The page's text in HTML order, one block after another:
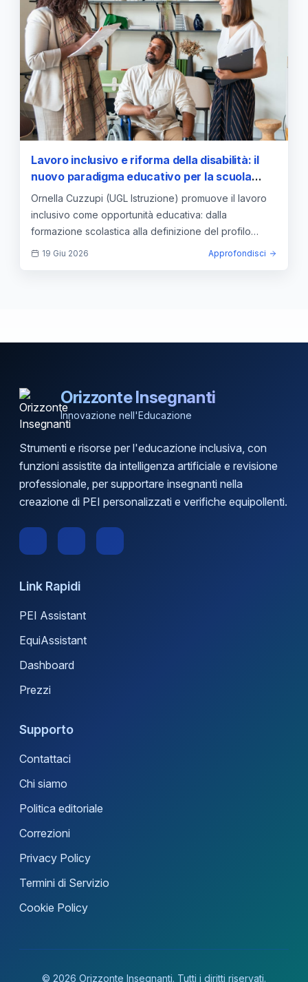
Lavoro inclusivo e riforma della disabilità: il
nuovo paradigma educativo per la scuola
italiana
Ornella Cuzzupi (UGL Istruzione) promuove il lavoro
inclusivo come opportunità educativa: dalla
formazione scolastica alla definizione del profilo
professionale.
19 Giu 2026 Approfondisci
Orizzonte Insegnanti
Innovazione nell'Educazione
Strumenti e risorse per l'educazione inclusiva, con
funzioni assistite da intelligenza artificiale e revisione
professionale, per supportare insegnanti nella
creazione di PEI personalizzati e verifiche equipollenti.
Link Rapidi
PEI Assistant
EquiAssistant
Dashboard
Prezzi
Supporto
Contattaci
Chi siamo
Politica editoriale
Correzioni
Privacy Policy
Termini di Servizio
Cookie Policy
© 2026 Orizzonte Insegnanti. Tutti i diritti riservati.